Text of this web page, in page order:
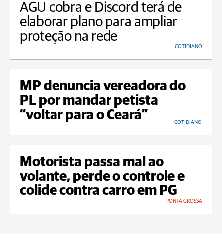
AGU cobra e Discord terá de
elaborar plano para ampliar
proteção na rede
COTIDIANO
MP denuncia vereadora do
PL por mandar petista
“voltar para o Ceará”
COTIDIANO
Motorista passa mal ao
volante, perde o controle e
colide contra carro em PG
PONTA GROSSA